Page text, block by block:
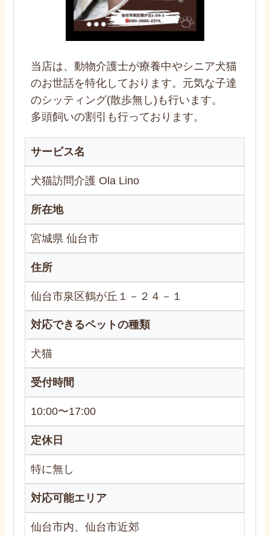
当店は、動物介護士が療養中やシニア犬猫
のお世話を特化しております。元気な子達
のシッティング(散歩無し)も行います。
多頭飼いの割引も行っております。
サービス名
犬猫訪問介護 Ola Lino
所在地
宮城県 仙台市
住所
仙台市泉区鶴が丘１－２４－１
対応できるペットの種類
犬猫
受付時間
10:00〜17:00
定休日
特に無し
対応可能エリア
仙台市内、仙台市近郊